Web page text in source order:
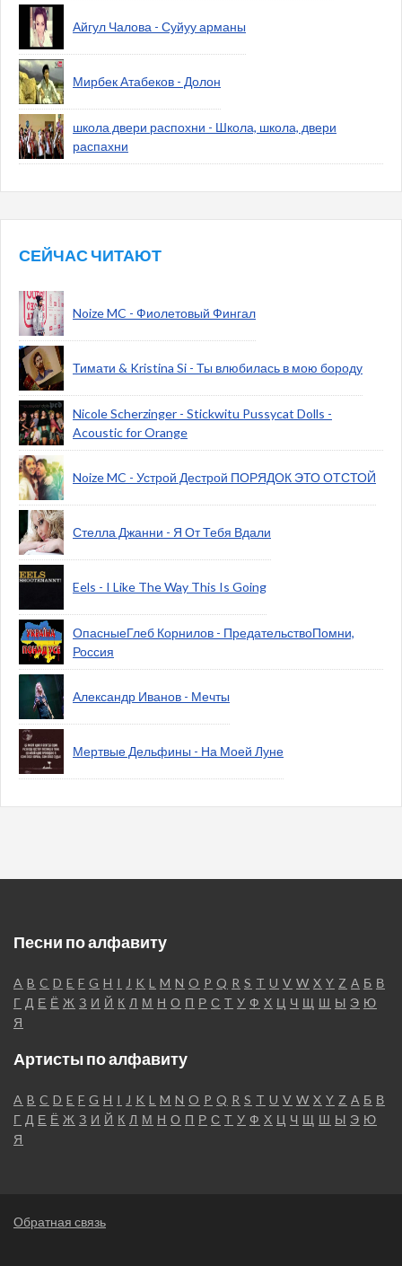
Айгул Чалова - Суйуу арманы
Мирбек Атабеков - Долон
школа двери распохни - Школа, школа, двери
распахни
СЕЙЧАС ЧИТАЮТ
Noize MC - Фиолетовый Фингал
Тимати & Kristina Si - Ты влюбилась в мою бороду
Nicole Scherzinger - Stickwitu Pussycat Dolls -
Acoustic for Orange
Noize MC - Устрой Дестрой ПОРЯДОК ЭТО ОТСТОЙ
Стелла Джанни - Я От Тебя Вдали
Eels - I Like The Way This Is Going
ОпасныеГлеб Корнилов - ПредательствоПомни,
Россия
Александр Иванов - Мечты
Мертвые Дельфины - На Моей Луне
Песни по алфавиту
A B C D E F G H I J K L M N O P Q R S T U V W X Y Z А Б В
Г Д Е Ё Ж З И Й К Л М Н О П Р С Т У Ф Х Ц Ч Щ Ш Ы Э Ю
Я
Артисты по алфавиту
A B C D E F G H I J K L M N O P Q R S T U V W X Y Z А Б В
Г Д Е Ё Ж З И Й К Л М Н О П Р С Т У Ф Х Ц Ч Щ Ш Ы Э Ю
Я
Обратная связь